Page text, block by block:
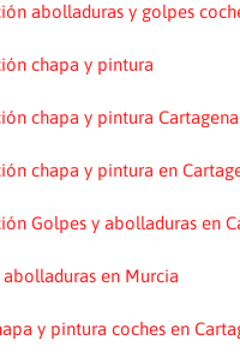
abolladuras y golpes
chapa y pintura
chapa y pintura
chapa y pintura en
Golpes y abolladuras en
abolladuras en Murcia
y pintura coches en